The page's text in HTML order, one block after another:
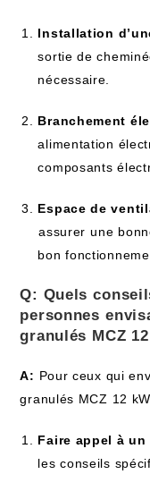
Installation
sortie de
nécessaire.
Branchement
alimentation
composants
Espace de
⁢assurer⁢ une
bon‌
Q: Quels⁤
‌personnes⁣
granulés⁤ MCZ
A: Pour ceux qui
granulés MCZ 12
Faire appel à
les conseils